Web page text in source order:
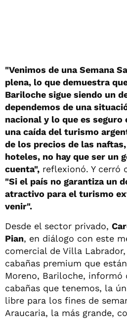
"Venimos de una Semana
plena, lo que demuestra
Bariloche sigue siendo un
dependemos de una
nacional y lo que es seguro
una caída del turismo
de los precios de las
hoteles, no hay que ser un
cuenta", reflexionó. Y cerró
"Si el país no garantiza un
atractivo para el turismo
venir".
Desde el sector privado,
Pian, en diálogo con este
comercial de Villa
cabañas premium que
Moreno, Bariloche, informó
cabañas que tenemos, la
libre para los fines de
Araucaria, la más grande,